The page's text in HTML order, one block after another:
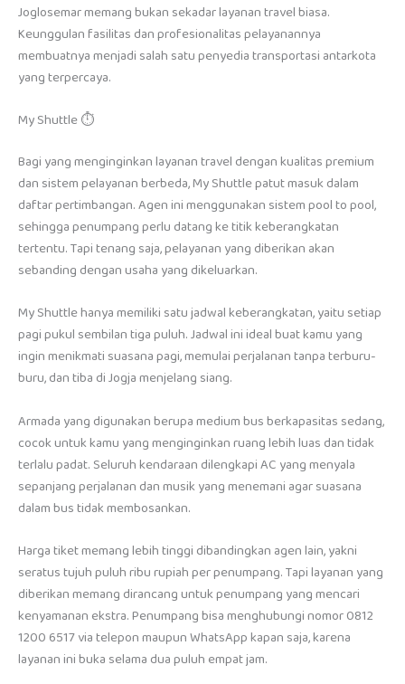
Joglosemar memang bukan sekadar layanan travel biasa.
Keunggulan fasilitas dan profesionalitas pelayanannya
membuatnya menjadi salah satu penyedia transportasi antarkota
yang terpercaya.
My Shuttle ⏱️
Bagi yang menginginkan layanan travel dengan kualitas premium
dan sistem pelayanan berbeda, My Shuttle patut masuk dalam
daftar pertimbangan. Agen ini menggunakan sistem pool to pool,
sehingga penumpang perlu datang ke titik keberangkatan
tertentu. Tapi tenang saja, pelayanan yang diberikan akan
sebanding dengan usaha yang dikeluarkan.
My Shuttle hanya memiliki satu jadwal keberangkatan, yaitu setiap
pagi pukul sembilan tiga puluh. Jadwal ini ideal buat kamu yang
ingin menikmati suasana pagi, memulai perjalanan tanpa terburu-
buru, dan tiba di Jogja menjelang siang.
Armada yang digunakan berupa medium bus berkapasitas sedang,
cocok untuk kamu yang menginginkan ruang lebih luas dan tidak
terlalu padat. Seluruh kendaraan dilengkapi AC yang menyala
sepanjang perjalanan dan musik yang menemani agar suasana
dalam bus tidak membosankan.
Harga tiket memang lebih tinggi dibandingkan agen lain, yakni
seratus tujuh puluh ribu rupiah per penumpang. Tapi layanan yang
diberikan memang dirancang untuk penumpang yang mencari
kenyamanan ekstra. Penumpang bisa menghubungi nomor 0812
1200 6517 via telepon maupun WhatsApp kapan saja, karena
layanan ini buka selama dua puluh empat jam.